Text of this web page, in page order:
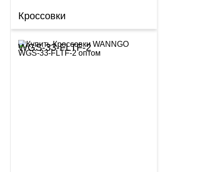
Кроссовки
WGS-33-FLTF-2